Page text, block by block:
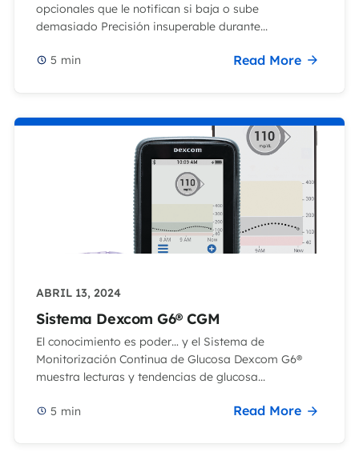
opcionales que le notifican si baja o sube
demasiado Precisión insuperable durante...
5 min Read More
ABRIL 13, 2024
Sistema Dexcom G6® CGM
El conocimiento es poder… y el Sistema de
Monitorización Continua de Glucosa Dexcom G6®
muestra lecturas y tendencias de glucosa...
5 min Read More